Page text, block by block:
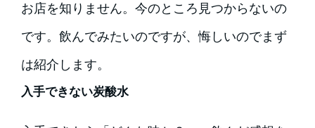
お店を知りません。今のところ見つからないの
です。飲んでみたいのですが、悔しいのでまず
は紹介します。
入手できない炭酸水